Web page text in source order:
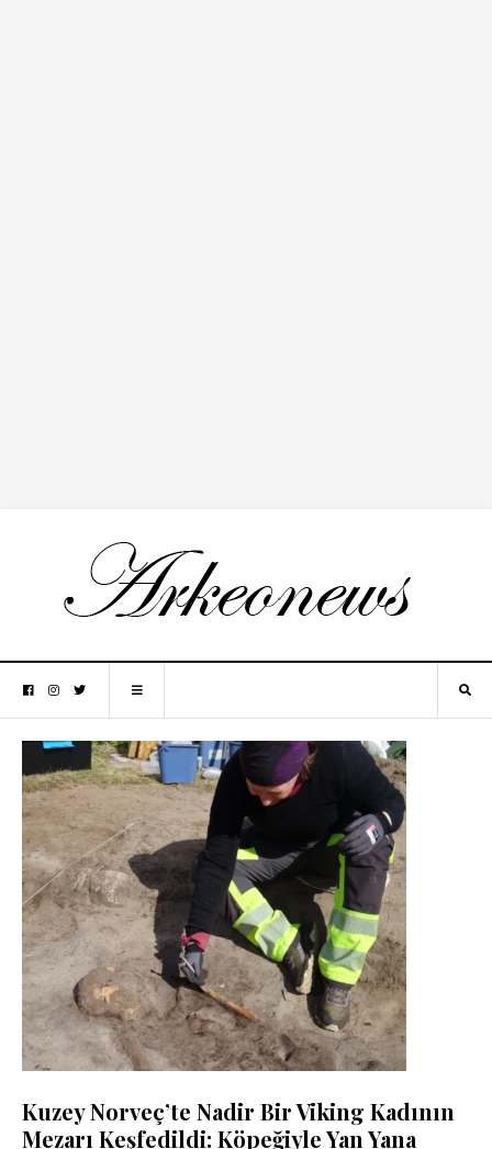
Kuzey Norveç’te Nadir Bir Viking Kadının
Mezarı Keşfedildi: Köpeğiyle Yan Yana